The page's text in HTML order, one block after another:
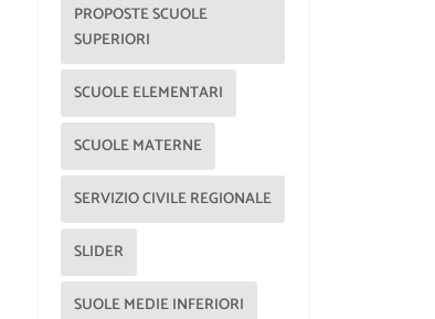
PROPOSTE SCUOLE
SUPERIORI
SCUOLE ELEMENTARI
SCUOLE MATERNE
SERVIZIO CIVILE REGIONALE
SLIDER
SUOLE MEDIE INFERIORI